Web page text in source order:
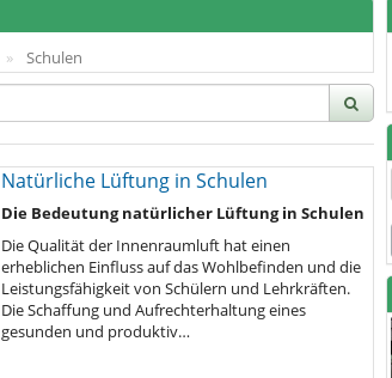
Schulen
Natürliche Lüftung in Schulen
Die Bedeutung natürlicher Lüftung in Schulen
Die Qualität der Innenraumluft hat einen
erheblichen Einfluss auf das Wohlbefinden und die
Leistungsfähigkeit von Schülern und Lehrkräften.
Die Schaffung und Aufrechterhaltung eines
gesunden und produktiv…